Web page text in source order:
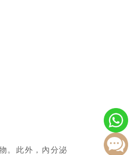
。此外，內分泌